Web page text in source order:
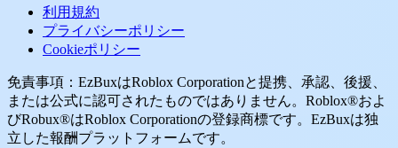
利用規約
プライバシーポリシー
Cookieポリシー
免責事項：EzBuxはRoblox Corporationと提携、承認、後援、
または公式に認可されたものではありません。Roblox®およ
びRobux®はRoblox Corporationの登録商標です。EzBuxは独
立した報酬プラットフォームです。